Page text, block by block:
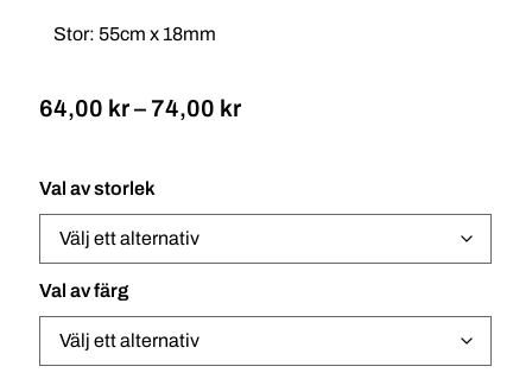
Stor: 55cm x 18mm
64,00 kr – 74,00 kr
Val av storlek
Val av färg